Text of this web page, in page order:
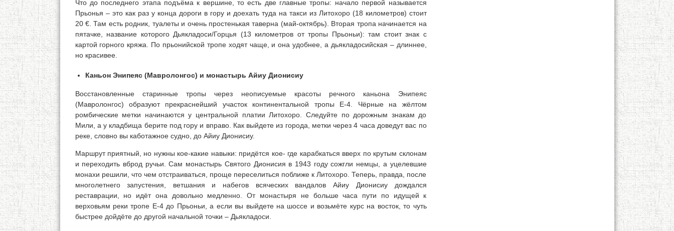
Что до последнего этапа подъёма к вершине, то есть две главные тропы: начало первой называется
Прьонья – это как раз у конца дороги в гору и доехать туда на такси из Литохоро (18 километров) стоит
20 €. Там есть родник, туалеты и очень простенькая таверна (май-октябрь). Вторая тропа начинается на
пятачке, название которого Дьякладоси/Горцья (13 километров от тропы Прьоньи): там стоит знак с
картой горного кряжа. По прьонийской тропе ходят чаще, и она удобнее, а дьякладосийская – длиннее,
но красивее.
Каньон Энипеяс (Мавролонгос) и монастырь Айиу Дионисиу
Восстановленные старинные тропы через неописуемые красоты речного каньона Энипеяс
(Мавролонгос) образуют прекраснейший участок континентальной тропы Е-4. Чёрные на жёлтом
ромбические метки начинаются у центральной платии Литохоро. Следуйте по дорожным знакам до
Мили, а у кладбища берите под гору и вправо. Как выйдете из города, метки через 4 часа доведут вас по
реке, словно вы каботажное судно, до Айиу Дионисиу.
Маршрут приятный, но нужны кое-какие навыки: придётся кое- где карабкаться вверх по крутым склонам
и переходить вброд ручьи. Сам монастырь Святого Дионисия в 1943 году сожгли немцы, а уцелевшие
монахи решили, что чем отстраиваться, проще переселиться поближе к Литохоро. Теперь, правда, после
многолетнего запустения, ветшания и набегов всяческих вандалов Айиу Дионисиу дождался
реставрации, но идёт она довольно медленно. От монастыря не больше часа пути по идущей к
верховьям реки тропе Е-4 до Прьоньи, а если вы выйдете на шоссе и возьмёте курс на восток, то чуть
быстрее дойдёте до другой начальной точки – Дьякладоси.